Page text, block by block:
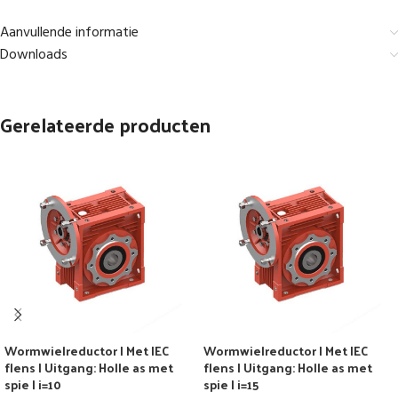
Aanvullende informatie
Downloads
Gerelateerde producten
Wormwielreductor | Met IEC
flens | Uitgang: Holle as met
spie | i=10
Wormwielreductor | Met IEC
flens | Uitgang: Holle as met
spie | i=15